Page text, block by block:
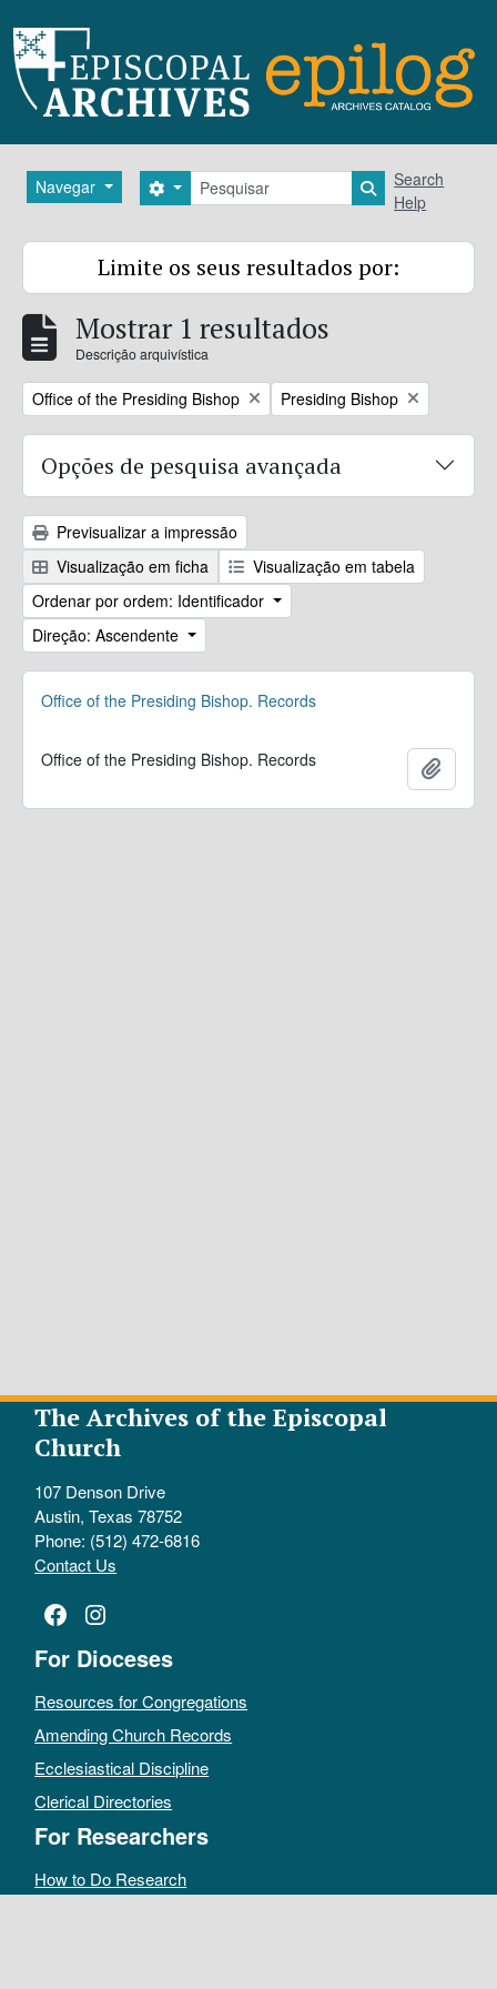
Navegar Pesquisar
Search options Search in
Search
Help
Limite os seus resultados por:
Mostrar 1 resultados
Descrição arquivística
Remove filter:
Office of the Presiding Bishop Remove filter:
Presiding Bishop
Opções de pesquisa avançada
Previsualizar a impressão
Visualização em ficha
Visualização em tabela
Ordenar por ordem: Identificador
Direção: Ascendente
Office of the Presiding Bishop. Records
Office of the Presiding Bishop. Records
The Archives of the Episcopal
Church
107 Denson Drive
Austin, Texas 78752
Phone: (512) 472-6816
Contact Us
Facebook
Instagram
For Dioceses
Resources for Congregations
Amending Church Records
Ecclesiastical Discipline
Clerical Directories
For Researchers
How to Do Research